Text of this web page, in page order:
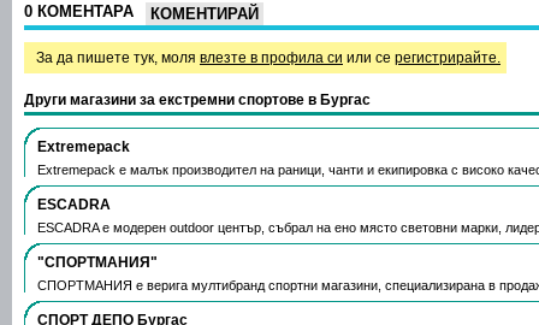
0 КОМЕНТАРА КОМЕНТИРАЙ
За да пишете тук, моля влезте в профила си или се регистрирайте.
Други магазини за екстремни спортове в Бургас
Extremepack
Extremepack е малък производител на раници, чанти и екипировка с високо
ESCADRA
ESCADRA е модерен outdoor център, събрал на ено място световни марки,
"СПОРТМАНИЯ"
СПОРТМАНИЯ е верига мултибранд спортни магазини, специализирана в
СПОРТ ДЕПО Бургас